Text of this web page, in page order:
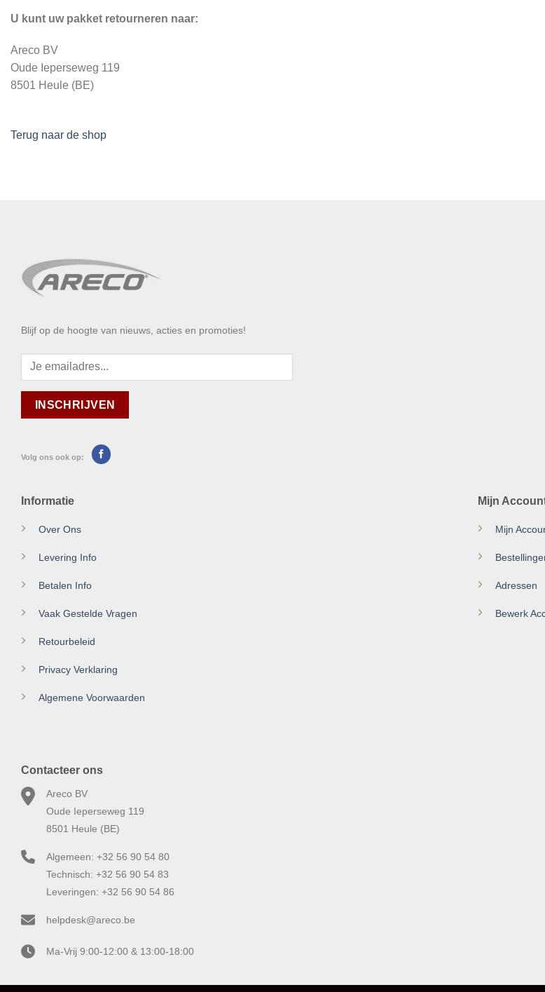
U kunt uw pakket retourneren naar:
Areco BV
Oude Ieperseweg 119
8501 Heule (BE)
Terug naar de shop
Blijf op de hoogte van nieuws, acties en promoties!
Volg ons ook op:
Informatie
Over Ons
Levering Info
Betalen Info
Vaak Gestelde Vragen
Retourbeleid
Privacy Verklaring
Algemene Voorwaarden
Mijn
Mijn
Adressen
Bewerk
Contacteer ons
Areco BV
Oude Ieperseweg 119
8501 Heule (BE)
Algemeen: +32 56 90 54 80
Technisch: +32 56 90 54 83
Leveringen: +32 56 90 54 86
helpdesk@areco.be
Ma-Vrij 9:00-12:00 & 13:00-18:00